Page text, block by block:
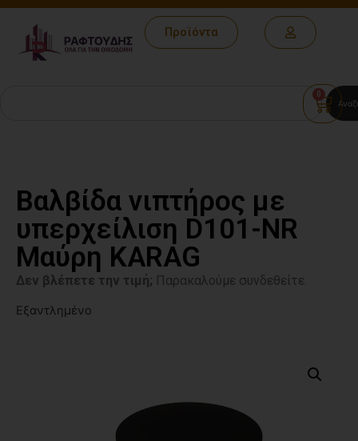
Προϊόντα
0
Βαλβίδα νιπτήρος με
υπερχείλιση D101-NR
Μαύρη KARAG
Δεν βλέπετε την τιμή; Παρακαλούμε συνδεθείτε.
Εξαντλημένο